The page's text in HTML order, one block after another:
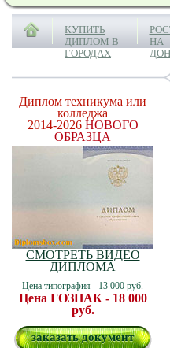
КУПИТЬ
ДИПЛОМ В
ГОРОДАХ
НА
Диплом техникума или
колледжа
2014-2026 НОВОГО
ОБРАЗЦА
СМОТРЕТЬ ВИДЕО
ДИПЛОМА
Цена типография - 13 000 руб.
Цена ГОЗНАК - 18 000
руб.
заказать документ